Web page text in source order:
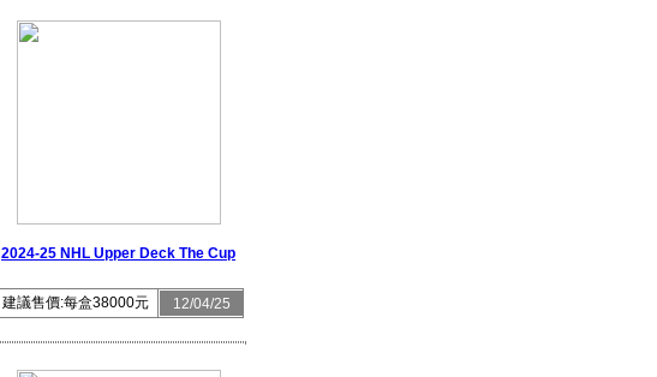
2024-25 NHL Upper Deck The Cup
建議售價:每盒38000元 12/04/25